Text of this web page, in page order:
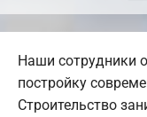
Наши сотрудники
постройку
Строительство